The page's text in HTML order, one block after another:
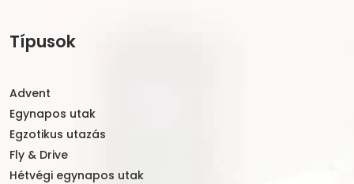
Típusok
Advent
Egynapos utak
Egzotikus utazás
Fly & Drive
Hétvégi egynapos utak